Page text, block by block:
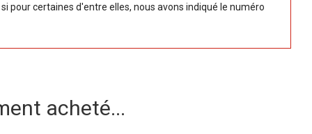
pour certaines d'entre elles, nous avons indiqué le numéro
acheté...